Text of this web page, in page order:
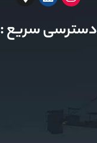
دسترسی سریع :